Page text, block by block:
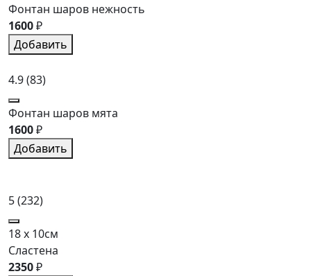
Фонтан шаров нежность
1600₽
Добавить
4.9(83)
Фонтан шаров мята
1600₽
Добавить
5(232)
18 x 10см
Сластена
2350₽